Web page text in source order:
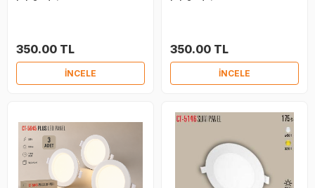
Işık 2 adet
350.00 TL
İNCELE
Işık 2 adet
350.00 TL
İNCELE